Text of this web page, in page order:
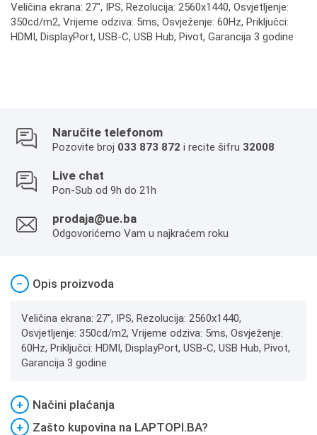
Veličina ekrana: 27", IPS, Rezolucija: 2560x1440, Osvjetljenje:
350cd/m2, Vrijeme odziva: 5ms, Osvježenje: 60Hz, Priključci:
HDMI, DisplayPort, USB-C, USB Hub, Pivot, Garancija 3 godine
Naručite telefonom
Pozovite broj 033 873 872 i recite šifru 32008
Live chat
Pon-Sub od 9h do 21h
prodaja@ue.ba
Odgovorićemo Vam u najkraćem roku
− Opis proizvoda
Veličina ekrana: 27", IPS, Rezolucija: 2560x1440,
Osvjetljenje: 350cd/m2, Vrijeme odziva: 5ms, Osvježenje:
60Hz, Priključci: HDMI, DisplayPort, USB-C, USB Hub, Pivot,
Garancija 3 godine
+
Načini plaćanja
+
Zašto kupovina na LAPTOPI.BA?